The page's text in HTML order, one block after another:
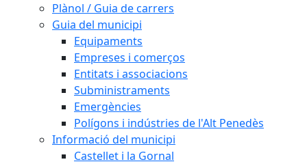
Plànol / Guia de carrers
Guia del municipi
Equipaments
Empreses i comerços
Entitats i associacions
Subministraments
Emergències
Polígons i indústries de l'Alt Penedès
Informació del municipi
Castellet i la Gornal